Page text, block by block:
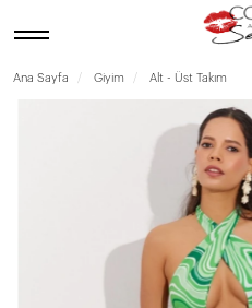
Ana Sayfa Giyim Alt - Üst Takım